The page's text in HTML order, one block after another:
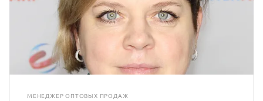
МЕНЕДЖЕР ОПТОВЫХ ПРОДАЖ